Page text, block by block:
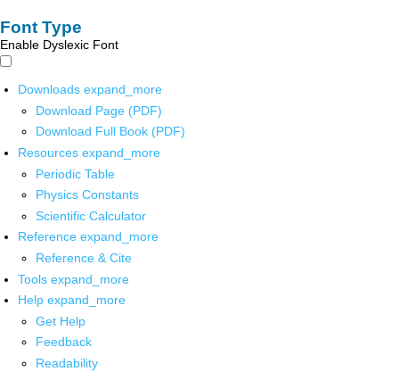
Font Type
Enable Dyslexic Font
Downloads expand_more
Download Page (PDF)
Download Full Book (PDF)
Resources expand_more
Periodic Table
Physics Constants
Scientific Calculator
Reference expand_more
Reference & Cite
Tools expand_more
Help expand_more
Get Help
Feedback
Readability